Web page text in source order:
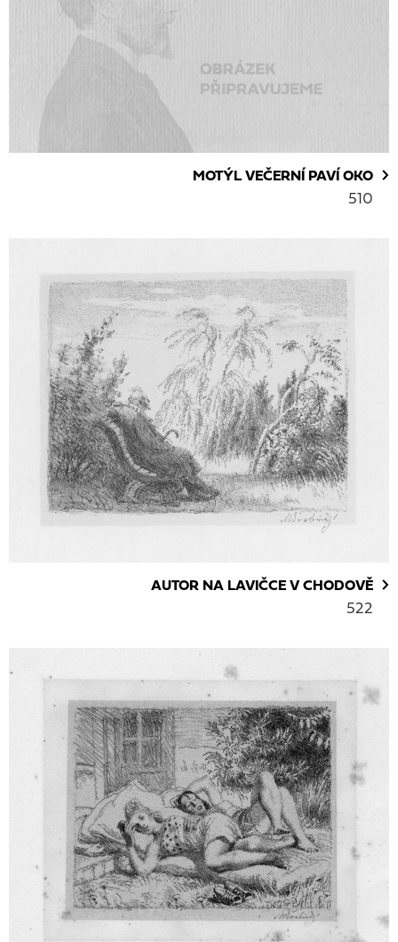
MOTÝL VEČERNÍ PAVÍ OKO
510
AUTOR NA LAVIČCE V CHODOVĚ
522